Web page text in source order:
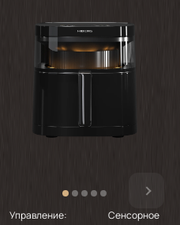
Управление:
Сенсорное